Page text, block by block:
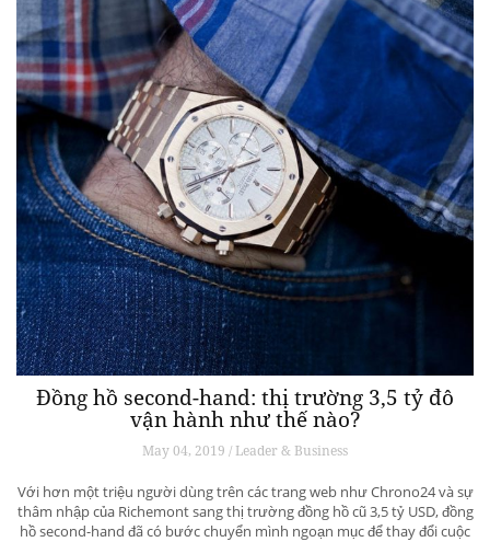
Đồng hồ second-hand: thị trường 3,5 tỷ đô
vận hành như thế nào?
May 04, 2019 / Leader & Business
Với hơn một triệu người dùng trên các trang web như Chrono24 và sự
thâm nhập của Richemont sang thị trường đồng hồ cũ 3,5 tỷ USD, đồng
hồ second-hand đã có bước chuyển mình ngoạn mục để thay đổi cuộc